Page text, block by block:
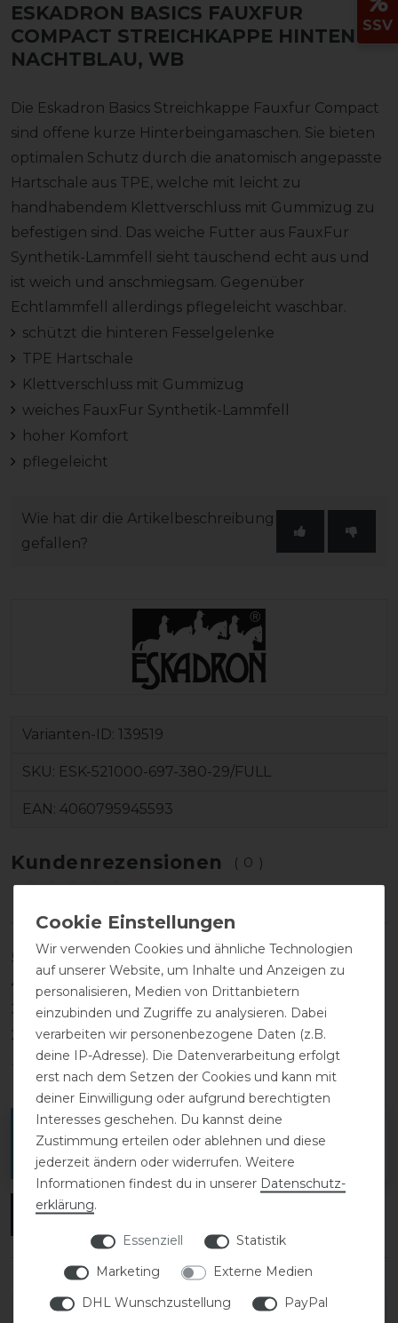
ESKADRON BASICS FAUXFUR
COMPACT STREICHKAPPE HINTEN -
NACHTBLAU, WB
Die Eskadron Basics Streichkappe Fauxfur Compact
sind offene kurze Hinterbeingamaschen. Sie bieten
optimalen Schutz durch die anatomisch angepasste
Hartschale aus TPE, welche mit leicht zu
handhabendem Klettverschluss mit Gummizug zu
befestigen sind. Das weiche Futter aus FauxFur
Synthetik-Lammfell sieht täuschend echt aus und
ist weich und anschmiegsam. Gegenüber
Echtlammfell allerdings pflegeleicht waschbar.
schützt die hinteren Fesselgelenke
TPE Hartschale
Klettverschluss mit Gummizug
weiches FauxFur Synthetik-Lammfell
hoher Komfort
pflegeleicht
Wie hat dir die Artikelbeschreibung
gefallen?
Varianten-ID: 139519
SKU: ESK-521000-697-380-29/FULL
EAN: 4060795945593
Kundenrezensionen (0)
5
0
4
0
3
0
2
0
1
0
Melde dich an, um eine Kundenrezension zu
verfassen.
ANMELDEN
DETAILS ZUR PRODUKTSICHERHEIT
SSV
Wir verwenden Cookies und ähnliche Technologien
auf unserer Website, um Inhalte und Anzeigen zu
personalisieren, Medien von Drittanbietern
einzubinden und Zugriffe zu analysieren. Dabei
verarbeiten wir personenbezogene Daten (z.B.
deine IP-Adresse). Die Datenverarbeitung erfolgt
erst nach dem Setzen der Cookies und kann mit
deiner Einwilligung oder aufgrund berechtigten
Interesses geschehen. Du kannst deine
Zustimmung erteilen oder ablehnen und diese
jederzeit ändern oder widerrufen. Weitere
Informationen findest du in unserer Daten­schutz­
erklärung.
Essenziell
Statistik
Marketing
Externe Medien
DHL Wunschzustellung
PayPal